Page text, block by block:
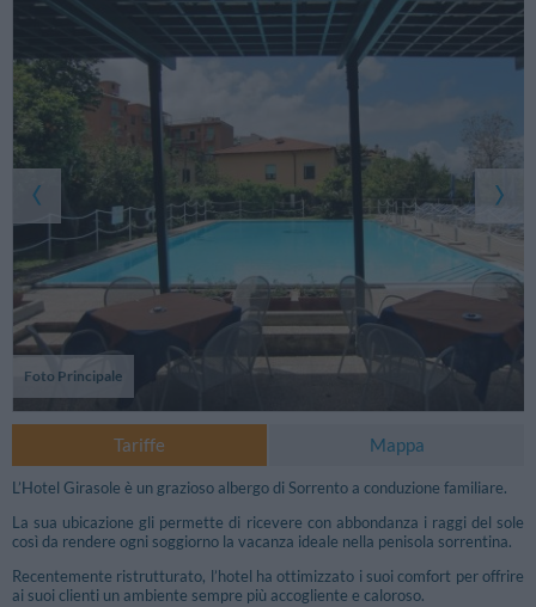
Foto Principale
Tariffe Mappa
L’Hotel Girasole è un grazioso albergo di Sorrento a conduzione familiare.
La sua ubicazione gli permette di ricevere con abbondanza i raggi del sole
così da rendere ogni soggiorno la vacanza ideale nella penisola sorrentina.
Recentemente ristrutturato, l’hotel ha ottimizzato i suoi comfort per offrire
ai suoi clienti un ambiente sempre più accogliente e caloroso.